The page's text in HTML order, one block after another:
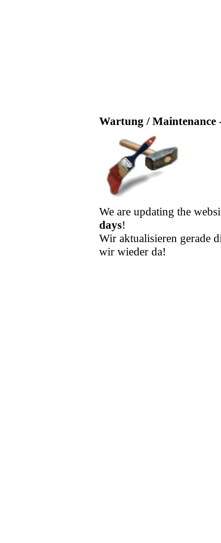
Wartung / Maintenance
We are updating the
days!
Wir aktualisieren gerade
wir wieder da!